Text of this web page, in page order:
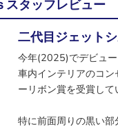
スタッフレビュー
二代目ジェット
今年(2025)でデビュ
車内インテリアのコ
ーリボン賞を受賞して
特に前面周りの黒い